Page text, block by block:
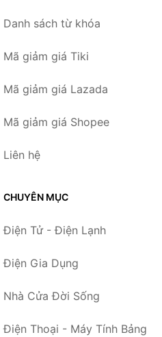
Danh sách từ khóa
Mã giảm giá Tiki
Mã giảm giá Lazada
Mã giảm giá Shopee
Liên hệ
CHUYÊN MỤC
Điện Tử - Điện Lạnh
Điện Gia Dụng
Nhà Cửa Đời Sống
Điện Thoại - Máy Tính Bảng